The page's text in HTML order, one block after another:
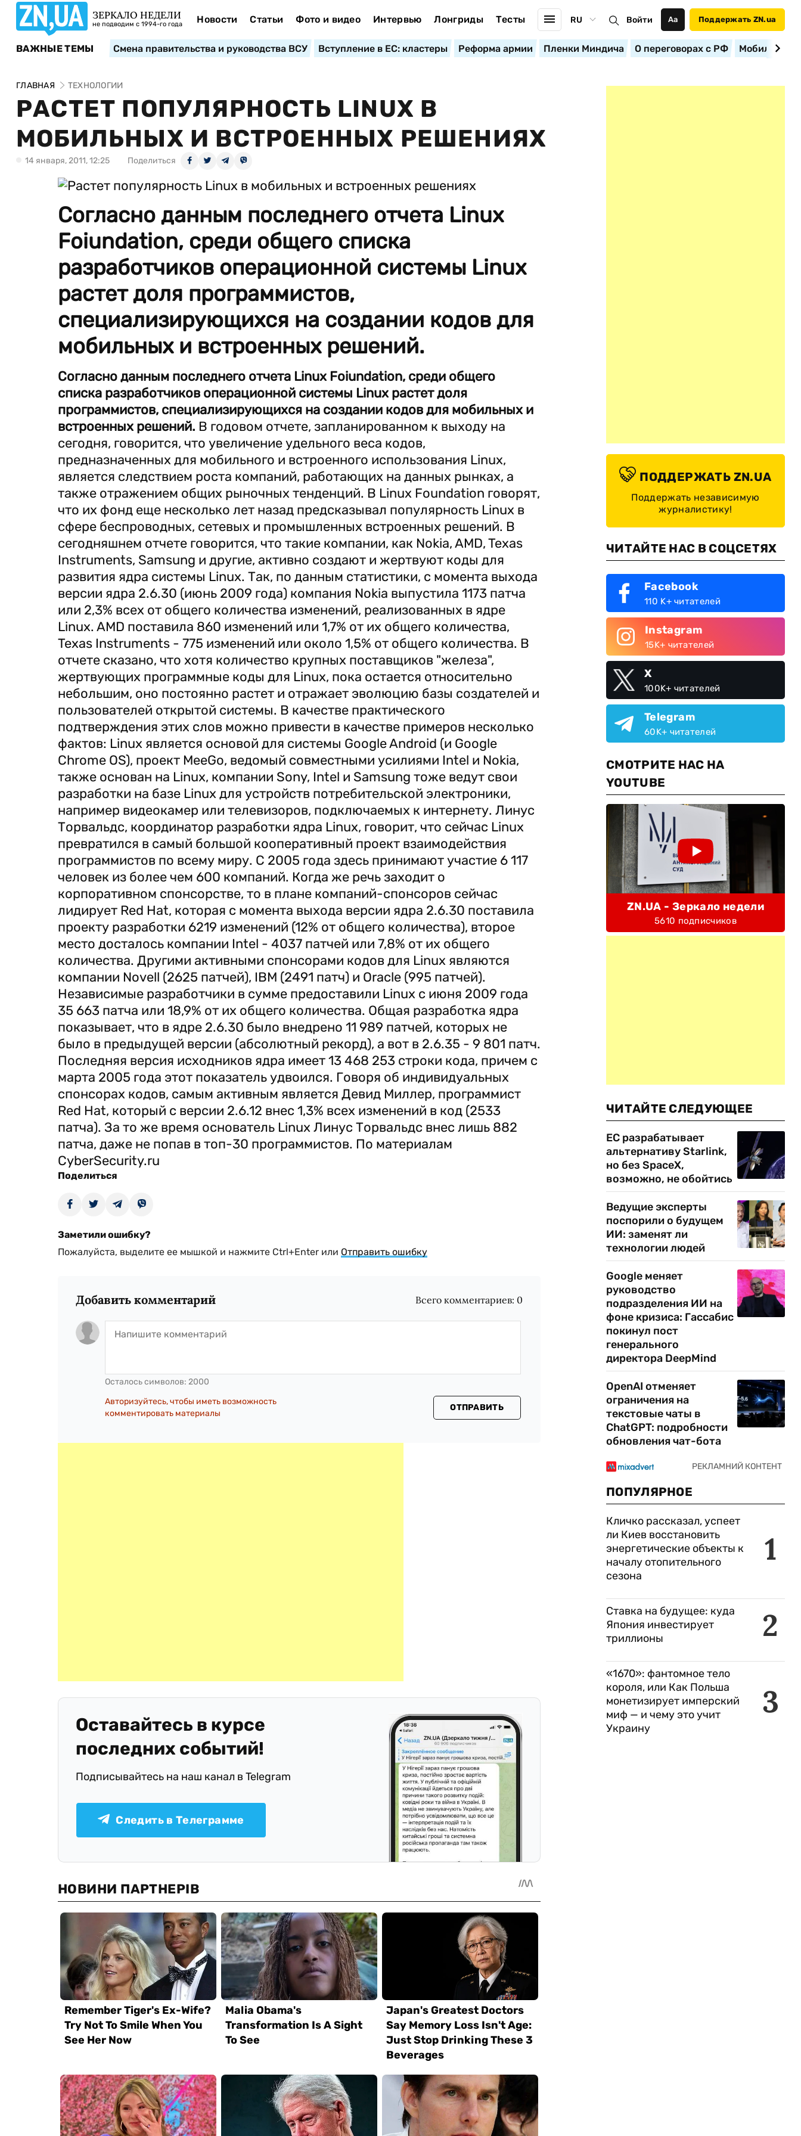
ЗЕРКАЛО НЕДЕЛИ
не подводим с 1994-го года Новости Статьи Фото и видео Интервью Лонгриды Тесты RU Войти Аа Поддержать ZN.ua
ВАЖНЫЕ ТЕМЫ Смена правительства и руководства ВСУ Вступление в ЕС: кластеры Реформа армии Пленки Миндича О переговорах с РФ
ГЛАВНАЯ ТЕХНОЛОГИИ
РАСТЕТ ПОПУЛЯРНОСТЬ LINUX В
МОБИЛЬНЫХ И ВСТРОЕННЫХ РЕШЕНИЯХ
14 января, 2011, 12:25 Поделиться
Согласно данным последнего отчета Linux
Foiundation, среди общего списка
разработчиков операционной системы Linux
растет доля программистов,
специализирующихся на создании кодов для
мобильных и встроенных решений.
Согласно данным последнего отчета Linux Foiundation, среди общего
списка разработчиков операционной системы Linux растет доля
программистов, специализирующихся на создании кодов для мобильных и
встроенных решений. В годовом отчете, запланированном к выходу на
сегодня, говорится, что увеличение удельного веса кодов,
предназначенных для мобильного и встроенного использования Linux,
является следствием роста компаний, работающих на данных рынках, а
также отражением общих рыночных тенденций. В Linux Foundation говорят,
что их фонд еще несколько лет назад предсказывал популярность Linux в
сфере беспроводных, сетевых и промышленных встроенных решений. В
сегодняшнем отчете говорится, что такие компании, как Nokia, AMD, Texas
Instruments, Samsung и другие, активно создают и жертвуют коды для
развития ядра системы Linux. Так, по данным статистики, с момента выхода
версии ядра 2.6.30 (июнь 2009 года) компания Nokia выпустила 1173 патча
или 2,3% всех от общего количества изменений, реализованных в ядре
Linux. AMD поставила 860 изменений или 1,7% от их общего количества,
Texas Instruments - 775 изменений или около 1,5% от общего количества. В
отчете сказано, что хотя количество крупных поставщиков "железа",
жертвующих программные коды для Linux, пока остается относительно
небольшим, оно постоянно растет и отражает эволюцию базы создателей и
пользователей открытой системы. В качестве практического
подтверждения этих слов можно привести в качестве примеров несколько
фактов: Linux является основой для системы Google Android (и Google
Chrome OS), проект MeeGo, ведомый совместными усилиями Intel и Nokia,
также основан на Linux, компании Sony, Intel и Samsung тоже ведут свои
разработки на базе Linux для устройств потребительской электроники,
например видеокамер или телевизоров, подключаемых к интернету. Линус
Торвальдс, координатор разработки ядра Linux, говорит, что сейчас Linux
превратился в самый большой кооперативный проект взаимодействия
программистов по всему миру. С 2005 года здесь принимают участие 6 117
человек из более чем 600 компаний. Когда же речь заходит о
корпоративном спонсорстве, то в плане компаний-спонсоров сейчас
лидирует Red Hat, которая с момента выхода версии ядра 2.6.30 поставила
проекту разработки 6219 изменений (12% от общего количества), второе
место досталось компании Intel - 4037 патчей или 7,8% от их общего
количества. Другими активными спонсорами кодов для Linux являются
компании Novell (2625 патчей), IBM (2491 патч) и Oracle (995 патчей).
Независимые разработчики в сумме предоставили Linux с июня 2009 года
35 663 патча или 18,9% от их общего количества. Общая разработка ядра
показывает, что в ядре 2.6.30 было внедрено 11 989 патчей, которых не
было в предыдущей версии (абсолютный рекорд), а вот в 2.6.35 - 9 801 патч.
Последняя версия исходников ядра имеет 13 468 253 строки кода, причем с
марта 2005 года этот показатель удвоился. Говоря об индивидуальных
спонсорах кодов, самым активным является Девид Миллер, программист
Red Hat, который с версии 2.6.12 внес 1,3% всех изменений в код (2533
патча). За то же время основатель Linux Линус Торвальдс внес лишь 882
патча, даже не попав в топ-30 программистов. По материалам
CyberSecurity.ru
Поделиться
Заметили ошибку?
Пожалуйста, выделите ее мышкой и нажмите Ctrl+Enter или Отправить ошибку
Добавить комментарий Всего комментариев: 0
Осталось символов: 2000
Авторизуйтесь, чтобы иметь возможность
комментировать материалы
ОТПРАВИТЬ
Оставайтесь в курсе
последних событий!
Подписывайтесь на наш канал в Telegram
Следить в Телеграмме
ПОДДЕРЖАТЬ ZN.UA
Поддержать независимую
журналистику!
ЧИТАЙТЕ НАС В СОЦСЕТЯХ
Facebook
110 K+ читателей
Instagram
15K+ читателей
X
100K+ читателей
Telegram
60K+ читателей
СМОТРИТЕ НАС НА
YOUTUBE
ZN.UA - Зеркало недели
5610 подписчиков
ЧИТАЙТЕ СЛЕДУЮЩЕЕ
ЕС разрабатывает
альтернативу Starlink,
но без SpaceX,
возможно, не обойтись
Ведущие эксперты
поспорили о будущем
ИИ: заменят ли
технологии людей
Google меняет
руководство
подразделения ИИ на
фоне кризиса: Гассабис
покинул пост
генерального
директора DeepMind
OpenAI отменяет
ограничения на
текстовые чаты в
ChatGPT: подробности
обновления чат-бота
ПОПУЛЯРНОЕ
1
Кличко рассказал, успеет
ли Киев восстановить
энергетические объекты к
началу отопительного
сезона
2
Ставка на будущее: куда
Япония инвестирует
триллионы
3
«1670»: фантомное тело
короля, или Как Польша
монетизирует имперский
миф — и чему это учит
Украину